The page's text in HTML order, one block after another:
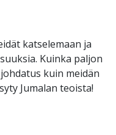
katselemaan ja
Kuinka paljon
kuin meidän
Jumalan teoista!